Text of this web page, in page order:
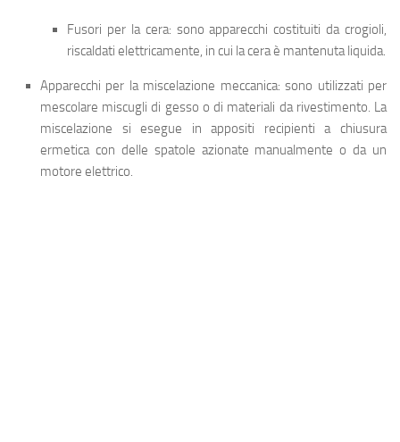
Fusori per la cera: sono apparecchi costituiti da crogioli,
riscaldati elettricamente, in cui la cera è mantenuta liquida.
Apparecchi per la miscelazione meccanica: sono utilizzati per
mescolare miscugli di gesso o di materiali da rivestimento. La
miscelazione si esegue in appositi recipienti a chiusura
ermetica con delle spatole azionate manualmente o da un
motore elettrico.